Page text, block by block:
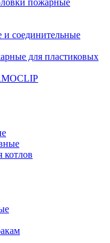
пожарные
соединительные
для пластиковых